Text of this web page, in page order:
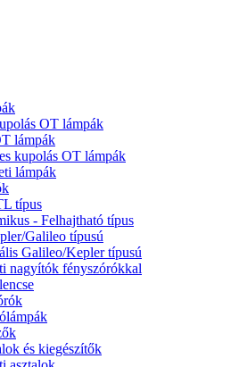
OT lámpák
lámpák
kupolás OT lámpák
lámpák
típus
- Felhajtható típus
Galileo típusú
Galileo/Kepler típusú
nagyítók fényszórókkal
és kiegészítők